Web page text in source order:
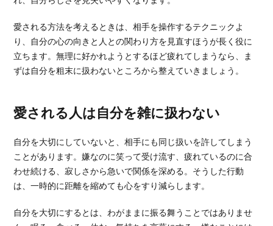
愛される方法を考えるときは、相手を操作するテクニックよ
り、自分の心の向きと人との関わり方を見直すほうが長く役に
立ちます。無理に好かれようとするほど疲れてしまうなら、ま
ずは自分を粗末に扱わないところから整えていきましょう。
愛される人は自分を雑に扱わない
自分を大切にしていないと、相手にも同じ扱いを許してしまう
ことがあります。嫌なのに笑って受け流す、疲れているのに合
わせ続ける、寂しさから急いで関係を深める。そうした行動
は、一時的に距離を縮めても心をすり減らします。
自分を大切にするとは、わがままに振る舞うことではありませ